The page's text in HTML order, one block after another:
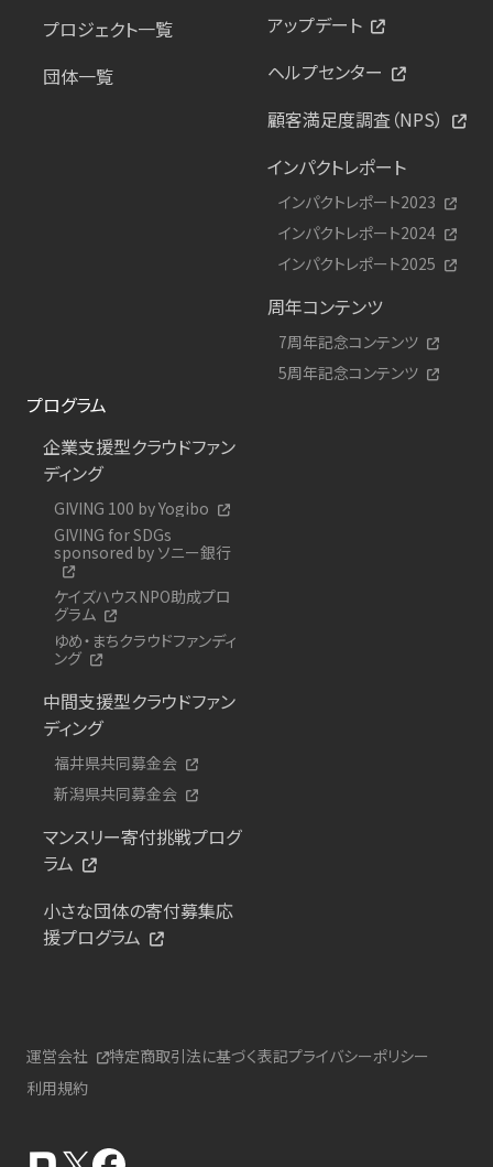
プロジェクト一覧
団体一覧
アップデート
ヘルプセンター
顧客満足度調査（NPS）
インパクトレポート
インパクトレポート2023
インパクトレポート2024
インパクトレポート2025
周年コンテンツ
7周年記念コンテンツ
5周年記念コンテンツ
プログラム
企業支援型クラウドファン
ディング
GIVING 100 by Yogibo
GIVING for SDGs
sponsored by ソニー銀行
ケイズハウスNPO助成プロ
グラム
ゆめ・まちクラウドファンディ
ング
中間支援型クラウドファン
ディング
福井県共同募金会
新潟県共同募金会
マンスリー寄付挑戦プログ
ラム
小さな団体の寄付募集応
援プログラム
運営会社 特定商取引法に基づく表記プライバシーポリシー
利用規約